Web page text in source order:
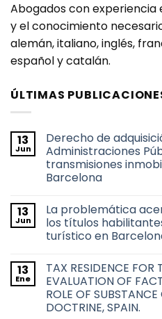
Abogados con experiencia
y el conocimiento
alemán, italiano, inglés,
español y catalán.
ÚLTIMAS
13
Jun
Derecho de
Administraciones
transmisiones
Barcelona
comentarios
en
Derecho
de
de
las
Administraciones
Públicas
sobre
las
13
Jun
La problemática
los títulos
turístico en
comentarios
en
La
problemática
acerca
de
13
Ene
TAX RESIDENCE FOR
EVALUATION OF
ROLE OF
DOCTRINE, SPAIN.